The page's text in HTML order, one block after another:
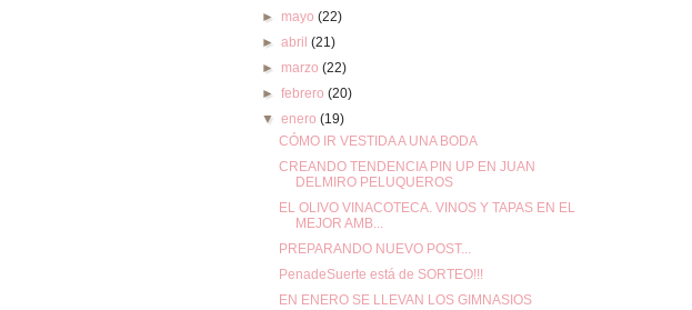
► mayo(22)
►abril(21)
► marzo(22)
►febrero(20)
▼enero(19)
CÓMO IR VESTIDA A UNA BODA
CREANDO TENDENCIA PIN UP EN JUAN
DELMIRO PELUQUEROS
EL OLIVO VINACOTECA. VINOS Y TAPAS EN EL
MEJOR AMB...
PREPARANDO NUEVO POST...
PenadeSuerte está de SORTEO!!!
EN ENERO SE LLEVAN LOS GIMNASIOS